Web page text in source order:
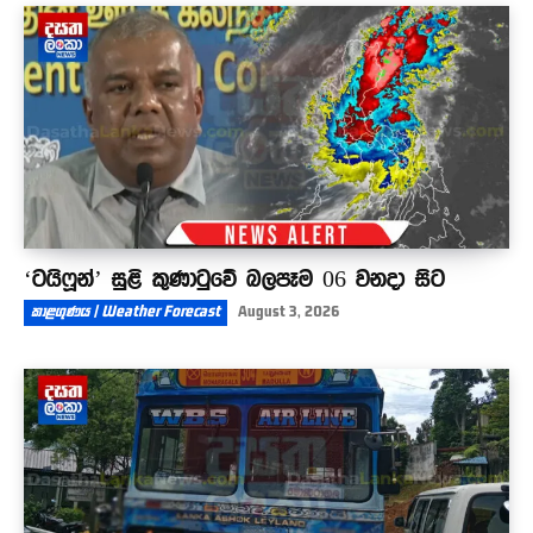
අහන්න
01:06
‘ටයිෆූන්’ සුළි කුණාටුවේ බලපෑම 06 වනදා සිට
කාළගුණය | Weather Forecast August 3, 2026